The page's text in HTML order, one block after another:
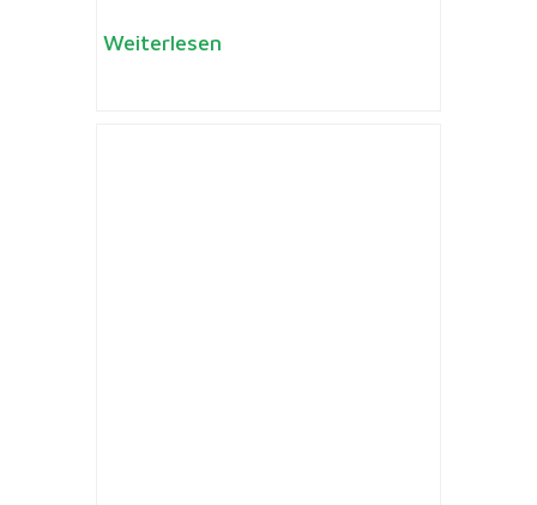
Weiterlesen